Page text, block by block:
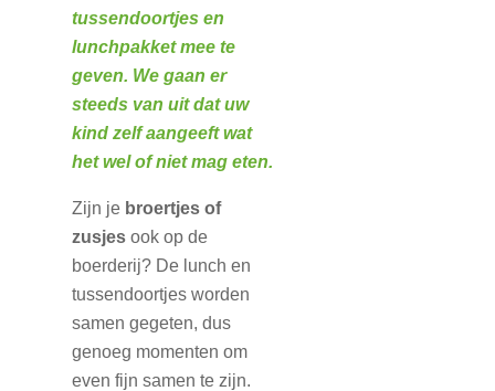
tussendoortjes en
lunchpakket mee te
geven. We gaan er
steeds van uit dat uw
kind zelf aangeeft wat
het wel of niet mag eten.
Zijn je broertjes of
zusjes ook op de
boerderij? De lunch en
tussendoortjes worden
samen gegeten, dus
genoeg momenten om
even fijn samen te zijn.